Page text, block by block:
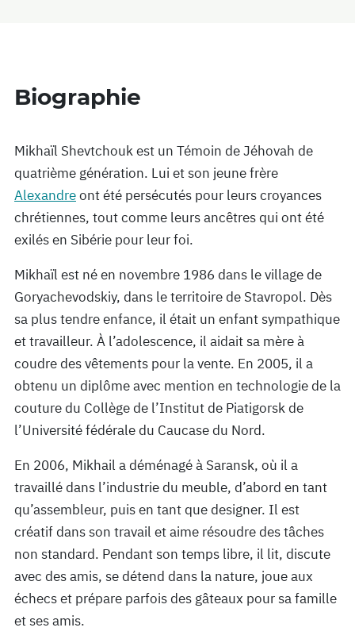
Biographie
Mikhaïl Shevtchouk est un Témoin de Jéhovah de
quatrième génération. Lui et son jeune frère
Alexandreont été persécutés pour leurs croyances
chrétiennes, tout comme leurs ancêtres qui ont été
exilés en Sibérie pour leur foi.
Mikhaïl est né en novembre 1986 dans le village de
Goryachevodskiy, dans le territoire de Stavropol. Dès
sa plus tendre enfance, il était un enfant sympathique
et travailleur. À l’adolescence, il aidait sa mère à
coudre des vêtements pour la vente. En 2005, il a
obtenu un diplôme avec mention en technologie de la
couture du Collège de l’Institut de Piatigorsk de
l’Université fédérale du Caucase du Nord.
En 2006, Mikhail a déménagé à Saransk, où il a
travaillé dans l’industrie du meuble, d’abord en tant
qu’assembleur, puis en tant que designer. Il est
créatif dans son travail et aime résoudre des tâches
non standard. Pendant son temps libre, il lit, discute
avec des amis, se détend dans la nature, joue aux
échecs et prépare parfois des gâteaux pour sa famille
et ses amis.